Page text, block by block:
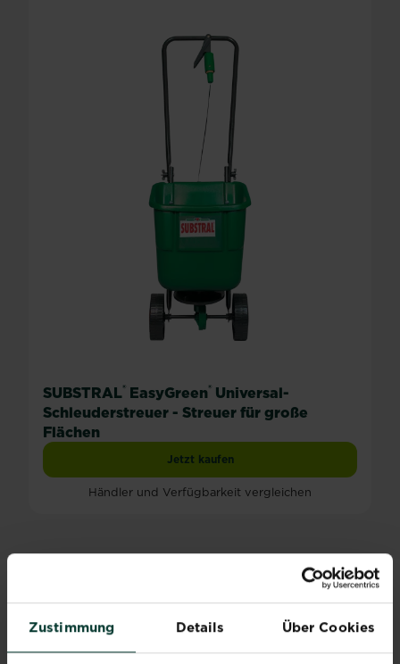
Zustimmung Details Über Cookies
SUBSTRAL® EasyGreen® Universal-
Schleuderstreuer - Streuer für große
Flächen
Jetzt kaufenSUBSTRAL® EasyGreen® Universal-
Händler und Verfügbarkeit vergleichen
RASENPFLEGE IM HERBST